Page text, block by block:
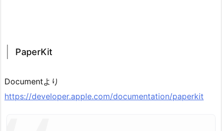
PaperKit
Documentより
https://developer.apple.com/documentation/paperkit